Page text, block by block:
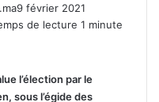
9 février 2021
de lecture 1 minute
l’élection par le
sous l’égide des